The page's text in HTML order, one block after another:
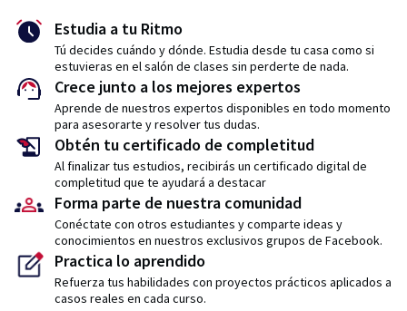
Estudia a tu Ritmo
Tú decides cuándo y dónde. Estudia desde tu casa como si
estuvieras en el salón de clases sin perderte de nada.
Crece junto a los mejores expertos
Aprende de nuestros expertos disponibles en todo momento
para asesorarte y resolver tus dudas.
Obtén tu certificado de completitud
Al finalizar tus estudios, recibirás un certificado digital de
completitud que te ayudará a destacar
Forma parte de nuestra comunidad
Conéctate con otros estudiantes y comparte ideas y
conocimientos en nuestros exclusivos grupos de Facebook.
Practica lo aprendido
Refuerza tus habilidades con proyectos prácticos aplicados a
casos reales en cada curso.